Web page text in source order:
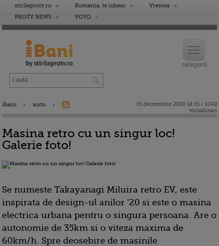
stirileprotv.ro Romania, te iubesc
Vremea
PROTV NEWS
VOYO
ibani auto
15 decembrie 2010 18:15 / 1042
vizualizari
Masina retro cu un singur loc!
Galerie foto!
Se numeste Takayanagi Miluira retro EV, este
inspirata de design-ul anilor ’20 si este o masina
electrica urbana pentru o singura persoana. Are o
autonomie de 35km si o viteza maxima de
60km/h. Spre deosebire de masinile